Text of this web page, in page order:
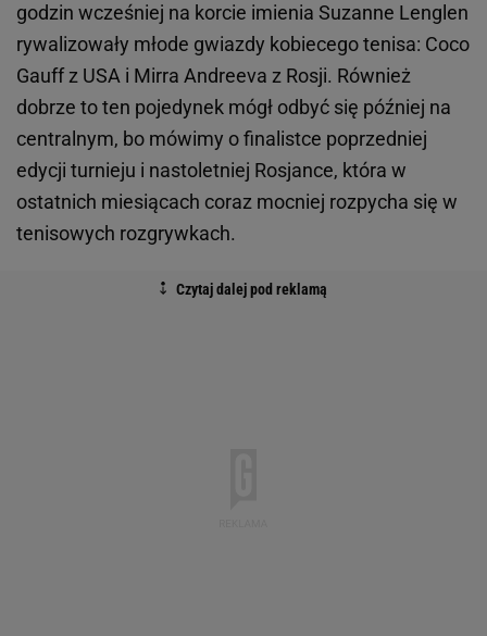
godzin wcześniej na korcie imienia Suzanne Lenglen
rywalizowały młode gwiazdy kobiecego tenisa: Coco
Gauff z USA i Mirra Andreeva z Rosji. Również
dobrze to ten pojedynek mógł odbyć się później na
centralnym, bo mówimy o finalistce poprzedniej
edycji turnieju i nastoletniej Rosjance, która w
ostatnich miesiącach coraz mocniej rozpycha się w
tenisowych rozgrywkach.